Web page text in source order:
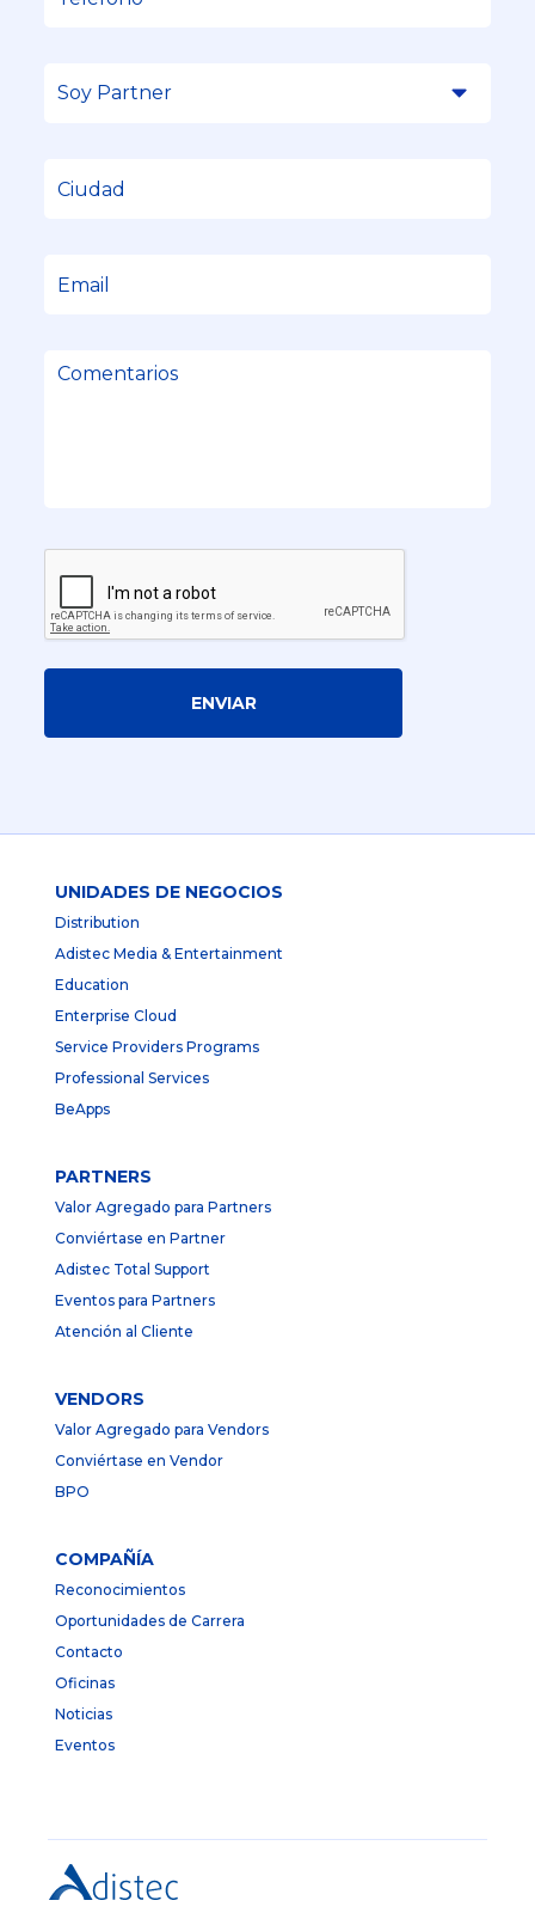
ENVIAR
UNIDADES DE NEGOCIOS
Distribution
Adistec Media & Entertainment
Education
Enterprise Cloud
Service Providers Programs
Professional Services
BeApps
PARTNERS
Valor Agregado para Partners
Conviértase en Partner
Adistec Total Support
Eventos para Partners
Atención al Cliente
VENDORS
Valor Agregado para Vendors
Conviértase en Vendor
BPO
COMPAÑÍA
Reconocimientos
Oportunidades de Carrera
Contacto
Oficinas
Noticias
Eventos